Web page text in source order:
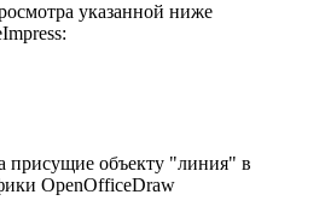
указанной ниже
присущие объекту "линия" в
OpenOfficeDraw